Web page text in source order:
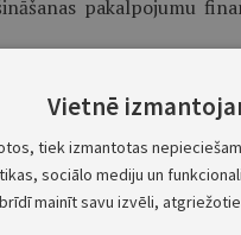
pakalpojumu
un integrācija
Vietnē
tiek izmantotas
sociālo mediju un
mainīt savu izvēli,